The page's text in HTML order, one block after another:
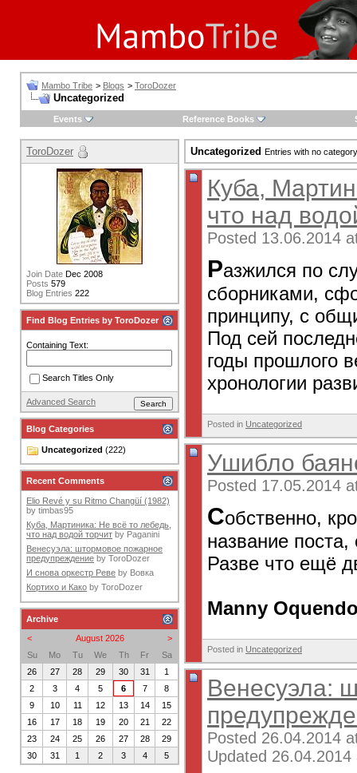
Mambo Tribe > Blogs > ToroDozer
Uncategorized
Events Reference Books
Uncategorized Entries with no category
Куба,
что над
Posted 13.06.2014
Разжился по
сборниками,
принципу, с
Под сей
годы прошлого
хронологии
Posted in Uncategorized
Ушибло
Posted 17.05.2014
Собственно,
название
Разве что ещё
Manny
Posted in Uncategorized
Венесуэла:
Posted 26.04.2014
Updated
ToroDozer
Join Date Dec 2008
Posts 579
Blog Entries 222
Find Blog Entries by ToroDozer
Containing Text:
Search Titles Only
Advanced Search
Blog Categories
Uncategorized (222)
Recent Comments
Elio Revé y su Ritmo Changüí (1982)
by timbas95
Куба, Мартиника: Не всё то лебедь,
что над водой торчит by Paganini
Венесуэла: штормовое пожарное
предупреждение by ToroDozer
И снова оркестр Реве by Вовка
Кортихо и Како by ToroDozer
Archive
<
>
August 2026
Su
Mo Tu We Th Fr
Sa
26
27 28 29 30 31
1
2
3 4 5 6 7
8
9
10 11 12 13 14
15
16
17 18 19 20 21
22
23
24 25 26 27 28
29
30
31 1 2 3 4 5